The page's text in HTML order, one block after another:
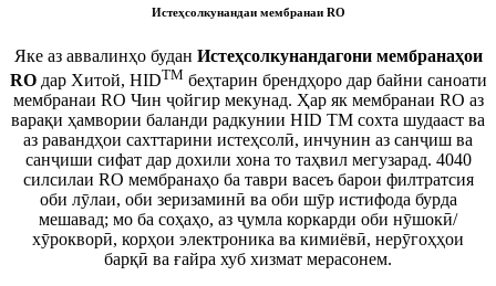
Истеҳсолкунандаи мембранаи RO
Яке аз аввалинҳо будан Истеҳсолкунандагони мембранаҳои
ROдар Хитой, HIDTM беҳтарин брендҳоро дар байни саноати
мембранаи RO Чин ҷойгир мекунад. Ҳар як мембранаи RO аз
варақи ҳамвории баланди радкунии HID TM сохта шудааст ва
аз равандҳои сахттарини истеҳсолӣ, инчунин аз санҷиш ва
санҷиши сифат дар дохили хона то таҳвил мегузарад. 4040
силсилаи RO мембранаҳо ба таври васеъ барои филтратсия
оби лӯлаи, оби зеризаминӣ ва оби шӯр истифода бурда
мешавад; мо ба соҳаҳо, аз ҷумла коркарди оби нӯшокӣ/
хӯрокворӣ, корҳои электроника ва кимиёвӣ, нерӯгоҳҳои
барқӣ ва ғайра хуб хизмат мерасонем.